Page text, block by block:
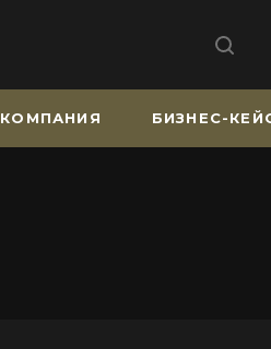
КОМПАНИЯ БИЗНЕС-